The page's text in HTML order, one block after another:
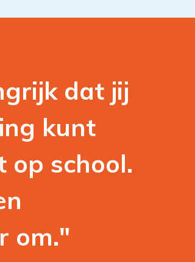
dat jij
kunt
op school.
om."